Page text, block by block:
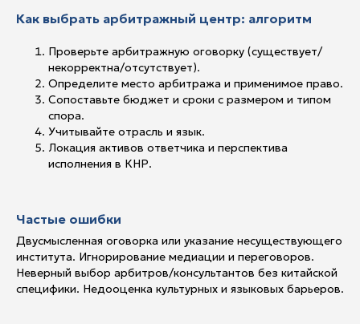
Как выбрать арбитражный центр: алгоритм
Проверьте арбитражную оговорку (существует/
некорректна/отсутствует).
Определите место арбитража и применимое право.
Сопоставьте бюджет и сроки с размером и типом
спора.
Учитывайте отрасль и язык.
Локация активов ответчика и перспектива
исполнения в КНР.
Частые ошибки
Двусмысленная оговорка или указание несуществующего
института. Игнорирование медиации и переговоров.
Неверный выбор арбитров/консультантов без китайской
специфики. Недооценка культурных и языковых барьеров.